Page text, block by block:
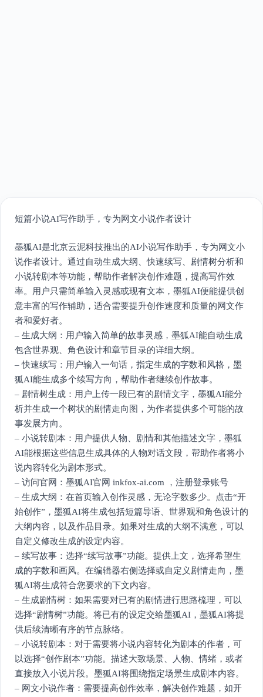
短篇小说AI写作助手，专为网文小说作者设计
墨狐AI是北京云泥科技推出的AI小说写作助手，专为网文小
说作者设计。通过自动生成大纲、快速续写、剧情树分析和
小说转剧本等功能，帮助作者解决创作难题，提高写作效
率。用户只需简单输入灵感或现有文本，墨狐AI便能提供创
意丰富的写作辅助，适合需要提升创作速度和质量的网文作
者和爱好者。
– 生成大纲：用户输入简单的故事灵感，墨狐AI能自动生成
包含世界观、角色设计和章节目录的详细大纲。
– 快速续写：用户输入一句话，指定生成的字数和风格，墨
狐AI能生成多个续写方向，帮助作者继续创作故事。
– 剧情树生成：用户上传一段已有的剧情文字，墨狐AI能分
析并生成一个树状的剧情走向图，为作者提供多个可能的故
事发展方向。
– 小说转剧本：用户提供人物、剧情和其他描述文字，墨狐
AI能根据这些信息生成具体的人物对话文段，帮助作者将小
说内容转化为剧本形式。
– 访问官网：墨狐AI官网 inkfox-ai.com ，注册登录账号
– 生成大纲：在首页输入创作灵感，无论字数多少。点击“开
始创作”，墨狐AI将生成包括短篇导语、世界观和角色设计的
大纲内容，以及作品目录。如果对生成的大纲不满意，可以
自定义修改生成的设定内容。
– 续写故事：选择“续写故事”功能。提供上文，选择希望生
成的字数和画风。在编辑器右侧选择或自定义剧情走向，墨
狐AI将生成符合您要求的下文内容。
– 生成剧情树：如果需要对已有的剧情进行思路梳理，可以
选择“剧情树”功能。将已有的设定交给墨狐AI，墨狐AI将提
供后续清晰有序的节点脉络。
– 小说转剧本：对于需要将小说内容转化为剧本的作者，可
以选择“创作剧本”功能。描述大致场景、人物、情绪，或者
直接放入小说片段。墨狐AI将围绕指定场景生成剧本内容。
– 网文小说作者：需要提高创作效率，解决创作难题，如开